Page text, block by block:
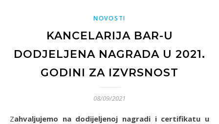
NOVOSTI
KANCELARIJA BAR-U
DODJELJENA NAGRADA U 2021.
GODINI ZA IZVRSNOST
08/09/2021
Zahvaljujemo na dodijeljenoj nagradi i certifikatu u